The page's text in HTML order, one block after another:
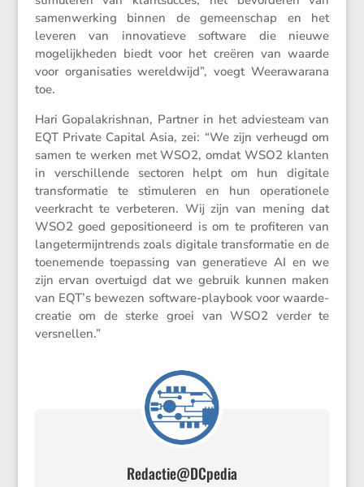
samen­wer­king binnen de gemeen­schap en het
leveren van innova­tieve software die nieuwe
mogelijk­heden biedt voor het creëren van waarde
voor organi­sa­ties wereld­wijd”, voegt Weera­warana
toe.
Hari Gopala­kris­hnan, Partner in het advies­team van
EQT Private Capital Asia, zei: “We zijn verheugd om
samen te werken met WSO2, omdat WSO2 klanten
in verschil­lende sectoren helpt om hun digitale
trans­for­matie te stimu­leren en hun opera­ti­o­nele
veerkracht te verbe­teren. Wij zijn van mening dat
WSO2 goed geposi­ti­o­neerd is om te profi­teren van
lange­ter­mijn­trends zoals digitale trans­for­matie en de
toene­mende toepas­sing van genera­tieve AI en we
zijn ervan overtuigd dat we gebruik kunnen maken
van EQT’s bewezen software-playbook voor waarde­
cre­atie om de sterke groei van WSO2 verder te
versnellen.”
Redactie@DCpedia